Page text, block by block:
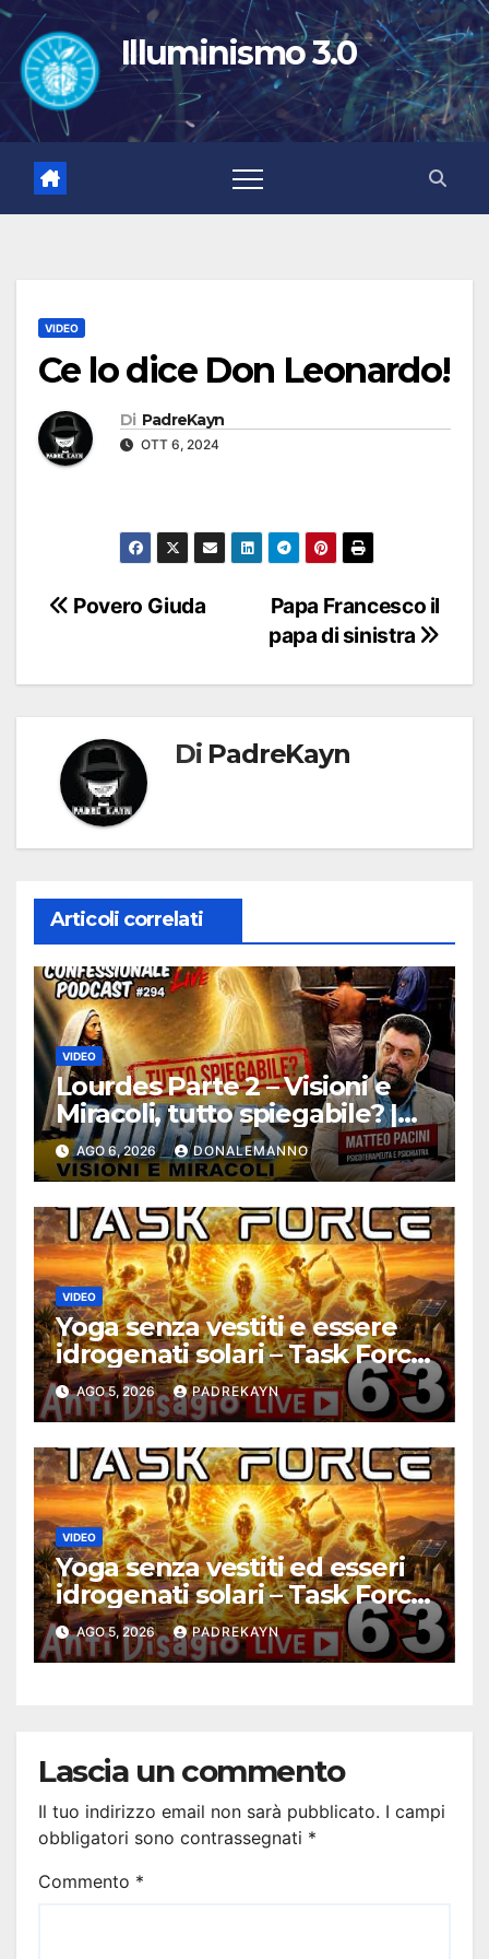
Salta
contenuto
Illuminismo 3.0
VIDEO
Ce lo dice Don Leonardo!
Di PadreKayn
OTT 6, 2024
Navigazione
Papa Francesco il
papa di sinistra
Povero Giuda
Di PadreKayn
Articoli correlati
VIDEO
Lourdes Parte 2 – Visioni e
Miracoli, tutto spiegabile? |
Debunking |
#ConfessionalePodcast 294
AGO 6, 2026 DONALEMANNO
VIDEO
Yoga senza vestiti e essere
idrogenati solari – Task Force
Antidisagio ep. 63
AGO 5, 2026 PADREKAYN
VIDEO
Yoga senza vestiti ed esseri
idrogenati solari – Task Force
Antidisagio 63
AGO 5, 2026 PADREKAYN
Lascia un commento
Il tuo indirizzo email non sarà pubblicato. I campi
obbligatori sono contrassegnati *
Commento *